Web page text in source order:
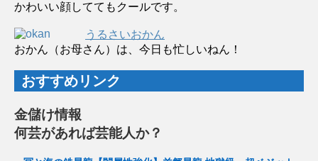
かわいい顔しててもクールです。
うるさいおかん
おかん（お母さん）は、今日も忙しいねん！
おすすめリンク
金儲け情報
何芸があれば芸能人か？